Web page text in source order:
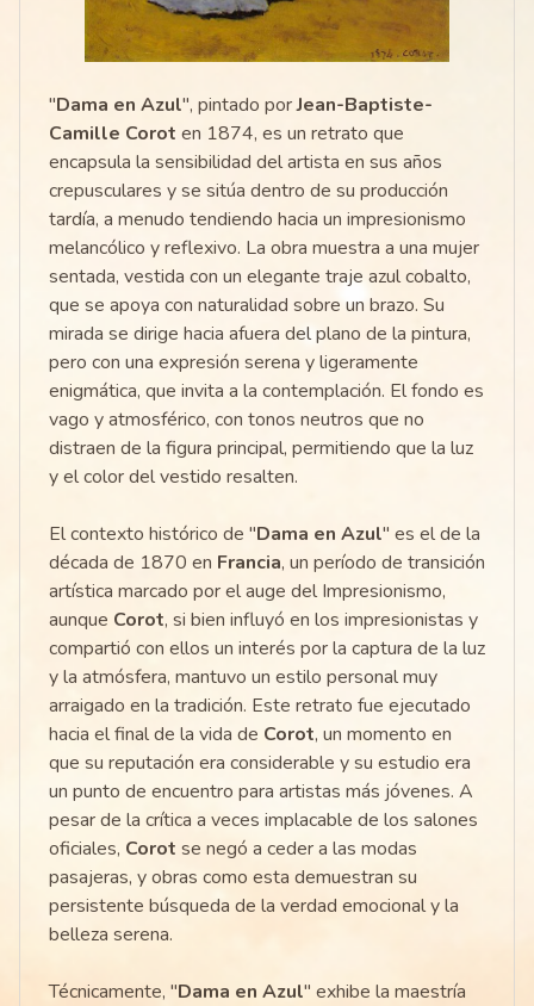
"Dama en Azul", pintado porJean-Baptiste-
Camille Corot en 1874, es un retrato que
encapsula la sensibilidad del artista en sus años
crepusculares y se sitúa dentro de su producción
tardía, a menudo tendiendo hacia un impresionismo
melancólico y reflexivo. La obra muestra a una mujer
sentada, vestida con un elegante traje azul cobalto,
que se apoya con naturalidad sobre un brazo. Su
mirada se dirige hacia afuera del plano de la pintura,
pero con una expresión serena y ligeramente
enigmática, que invita a la contemplación. El fondo es
vago y atmosférico, con tonos neutros que no
distraen de la figura principal, permitiendo que la luz
y el color del vestido resalten.
El contexto histórico de "Dama en Azul" es el de la
década de 1870 en Francia, un período de transición
artística marcado por el auge del Impresionismo,
aunque Corot, si bien influyó en los impresionistas y
compartió con ellos un interés por la captura de la luz
y la atmósfera, mantuvo un estilo personal muy
arraigado en la tradición. Este retrato fue ejecutado
hacia el final de la vida de Corot, un momento en
que su reputación era considerable y su estudio era
un punto de encuentro para artistas más jóvenes. A
pesar de la crítica a veces implacable de los salones
oficiales, Corot se negó a ceder a las modas
pasajeras, y obras como esta demuestran su
persistente búsqueda de la verdad emocional y la
belleza serena.
Técnicamente, "Dama en Azul" exhibe la maestría